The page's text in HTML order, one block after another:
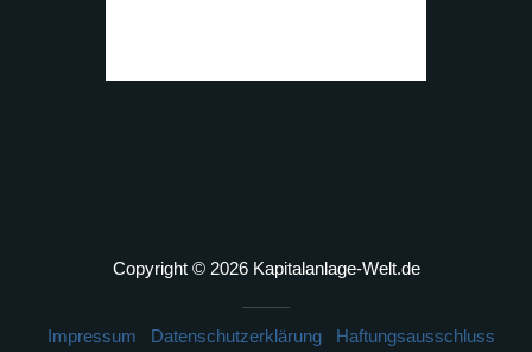
Copyright © 2026 Kapitalanlage-Welt.de
Impressum Datenschutzerklärung
Haftungsausschluss